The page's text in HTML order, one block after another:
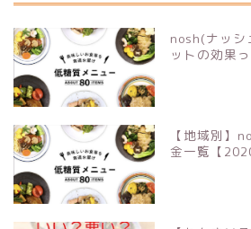
nosh(ナッシ
ットの効果
【地域別】
金一覧【